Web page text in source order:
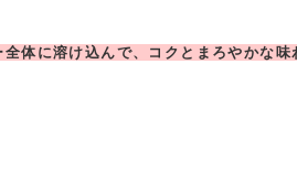
体に溶け込んで、コクとまろやかな味